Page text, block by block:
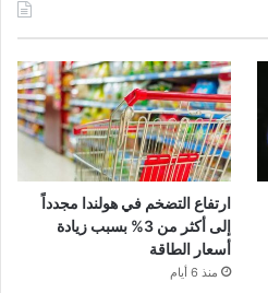
ارتفاع التضخم في هولندا مجدداً
إلى أكثر من 3% بسبب زيادة
أسعار الطاقة
منذ 6 أيام